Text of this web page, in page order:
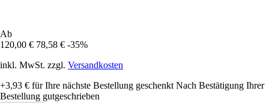
Ab
120,00 € 78,58 € -35%
inkl. MwSt. zzgl. Versandkosten
+3,93 € für Ihre nächste Bestellung geschenkt Nach Bestätigung Ihrer
Bestellung gutgeschrieben